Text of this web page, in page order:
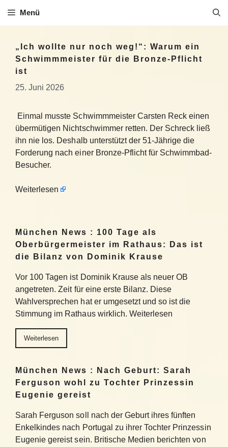
Inhalt
Menü
„Ich wollte nur noch weg!“: Warum ein
Schwimmmeister für die Bronze-Pflicht
ist
25. Juni 2026
Einmal musste Schwimmmeister Carsten Reck einen
übermütigen Nichtschwimmer retten. Der Schreck ließ
ihn nie los. Deshalb unterstützt der 51-Jährige die
Forderung nach einer Bronze-Pflicht für Schwimmbad-
Besucher.
Weiterlesen
München News : 100 Tage als
Oberbürgermeister im Rathaus: Das ist
die Bilanz von Dominik Krause
Vor 100 Tagen ist Dominik Krause als neuer OB
angetreten. Zeit für eine erste Bilanz. Diese
Wahlversprechen hat er umgesetzt und so ist die
Stimmung im Rathaus wirklich. Weiterlesen
Weiterlesen
München News : Nach Geburt: Sarah
Ferguson wohl zu Tochter Prinzessin
Eugenie gereist
Sarah Ferguson soll nach der Geburt ihres fünften
Enkelkindes nach Portugal zu ihrer Tochter Prinzessin
Eugenie gereist sein. Britische Medien berichten von